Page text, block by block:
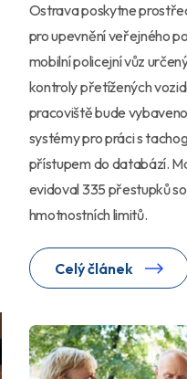
Ostrava poskytne
pro upevnění veřejného
mobilní policejní vůz
kontroly přetížených
pracoviště bude
systémy pro práci s
přístupem do databází.
evidoval 335 přestupků
hmotnostních limitů.
Celý článek